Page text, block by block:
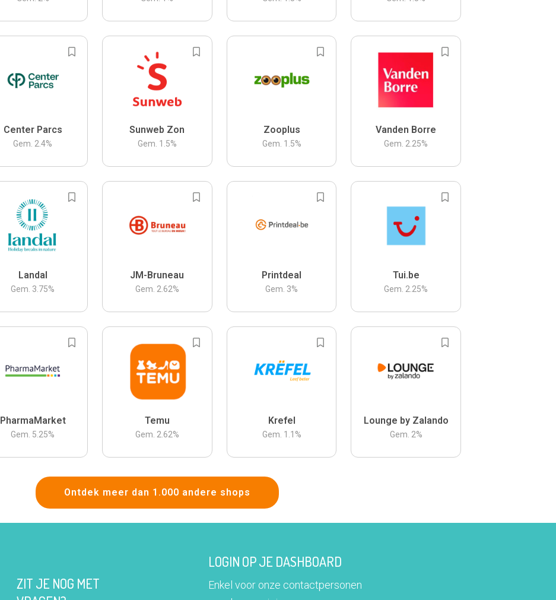
Center Parcs
Gem. 2.4%
Sunweb Zon
Gem. 1.5%
Zooplus
Gem. 1.5%
Vanden Borre
Gem. 2.25%
Landal
Gem. 3.75%
JM-Bruneau
Gem. 2.62%
Printdeal
Gem. 3%
Tui.be
Gem. 2.25%
PharmaMarket
Gem. 5.25%
Temu
Gem. 2.62%
Krefel
Gem. 1.1 %
Lounge by Zalando
Gem. 2%
Ontdek meer dan 1.000 andere shops
ZIT JE NOG MET
LOGIN OP JE DASHBOARD
Enkel voor onze contactpersonen